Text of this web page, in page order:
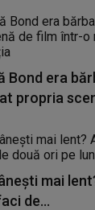
Bond era
propria
mai
de...